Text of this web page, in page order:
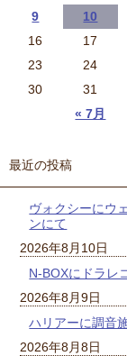
« 7月
9
10
16
17
23
24
30
31
最近の投稿
ヴォクシーにウ
ンにて
2026年8月10日
N-BOXにドラレ
2026年8月9日
ハリアーに調音
2026年8月8日